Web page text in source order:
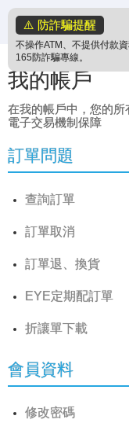
⚠️ 防詐騙提醒
不操作ATM、不提供付款
165防詐騙專線。
我的帳戶
在我的帳戶中，您的
電子交易機制保障
訂單問題
查詢訂單
訂單取消
訂單退、換貨
EYE定期配訂單
折讓單下載
會員資料
修改密碼